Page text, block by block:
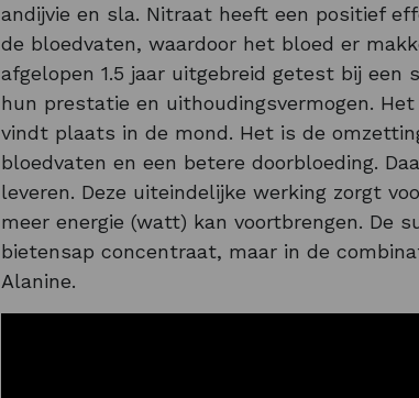
andijvie en sla. Nitraat heeft een positief
de bloedvaten, waardoor het bloed er
afgelopen 1.5 jaar uitgebreid getest bij
hun prestatie en uithoudingsvermogen.
vindt plaats in de mond. Het is de
bloedvaten en een betere doorbloeding.
leveren. Deze uiteindelijke werking zorgt
meer energie (watt) kan voortbrengen. De
bietensap concentraat, maar in de
Alanine.